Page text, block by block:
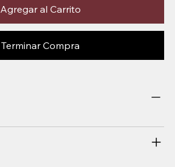
Agregar al Carrito
Terminar Compra